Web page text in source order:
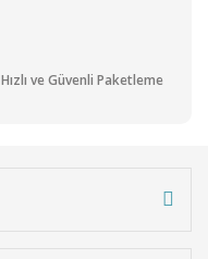
Hızlı ve Güvenli Paketleme